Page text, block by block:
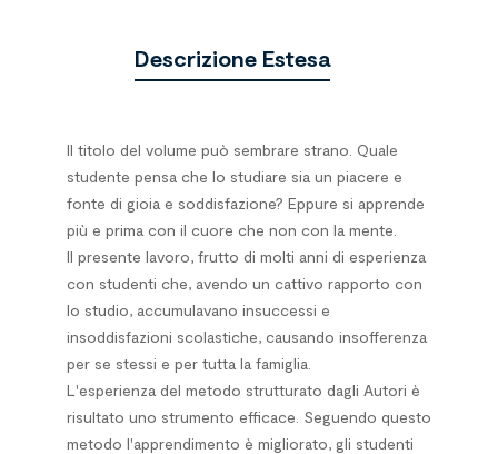
Descrizione Estesa
Il titolo del volume può sembrare strano. Quale
studente pensa che lo studiare sia un piacere e
fonte di gioia e soddisfazione? Eppure si apprende
più e prima con il cuore che non con la mente.
Il presente lavoro, frutto di molti anni di esperienza
con studenti che, avendo un cattivo rapporto con
lo studio, accumulavano insuccessi e
insoddisfazioni scolastiche, causando insofferenza
per se stessi e per tutta la famiglia.
L'esperienza del metodo strutturato dagli Autori è
risultato uno strumento efficace. Seguendo questo
metodo l'apprendimento è migliorato, gli studenti